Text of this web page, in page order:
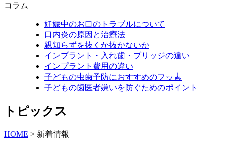
コラム
妊娠中のお口のトラブルについて
口内炎の原因と治療法
親知らずを抜くか抜かないか
インプラント・入れ歯・ブリッジの違い
インプラント費用の違い
子どもの虫歯予防におすすめのフッ素
子どもの歯医者嫌いを防ぐためのポイント
トピックス
HOME > 新着情報